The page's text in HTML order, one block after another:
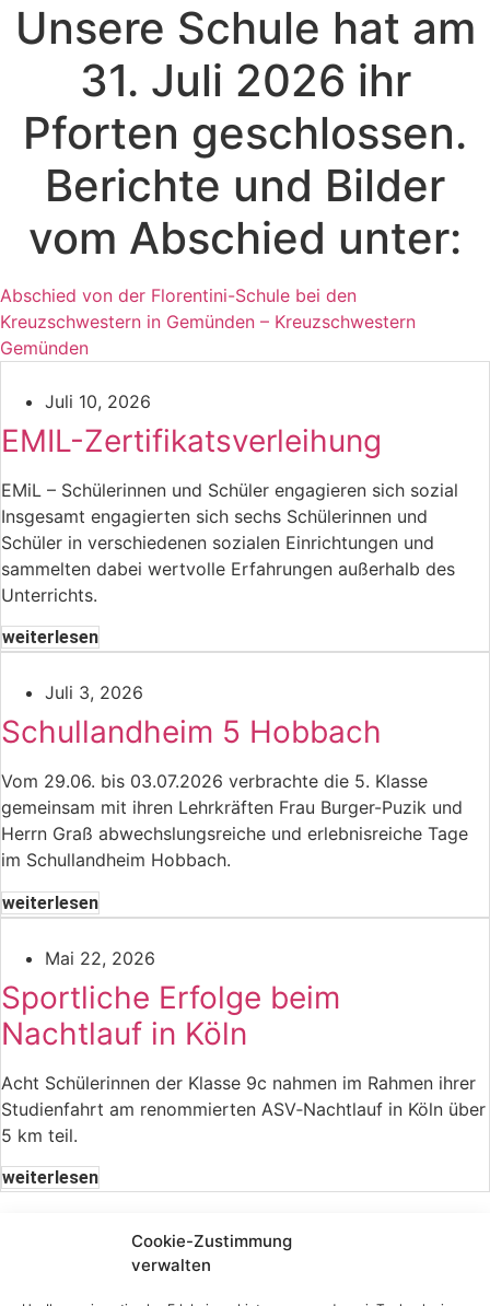
Cookie-Zustimmung
verwalten
Unsere Schule hat am
31. Juli 2026 ihr
Pforten geschlossen.
Berichte und Bilder
vom Abschied unter:
Abschied von der Florentini-Schule bei den
Kreuzschwestern in Gemünden – Kreuzschwestern
Gemünden
Juli 10, 2026
EMIL-Zertifikatsverleihung
EMiL – Schülerinnen und Schüler engagieren sich sozial
Insgesamt engagierten sich sechs Schülerinnen und
Schüler in verschiedenen sozialen Einrichtungen und
sammelten dabei wertvolle Erfahrungen außerhalb des
Unterrichts.
weiterlesen
Juli 3, 2026
Schullandheim 5 Hobbach
Vom 29.06. bis 03.07.2026 verbrachte die 5. Klasse
gemeinsam mit ihren Lehrkräften Frau Burger-Puzik und
Herrn Graß abwechslungsreiche und erlebnisreiche Tage
im Schullandheim Hobbach.
weiterlesen
Mai 22, 2026
Sportliche Erfolge beim
Nachtlauf in Köln
Acht Schülerinnen der Klasse 9c nahmen im Rahmen ihrer
Studienfahrt am renommierten ASV‑Nachtlauf in Köln über
5 km teil.
weiterlesen
Schule ist geschlossen - Sekretariat und Direktorat sind
nicht mehr besetzt.